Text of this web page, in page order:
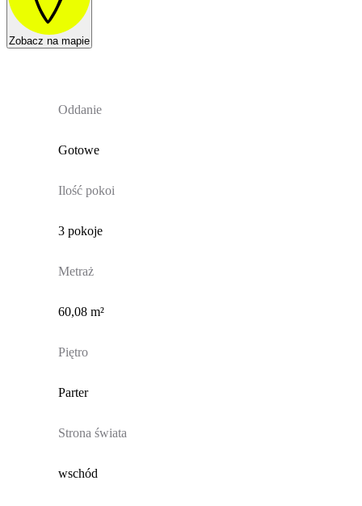
Zobacz na mapie
Oddanie
Gotowe
Ilość pokoi
3 pokoje
Metraż
60,08 m²
Piętro
Parter
Strona świata
wschód